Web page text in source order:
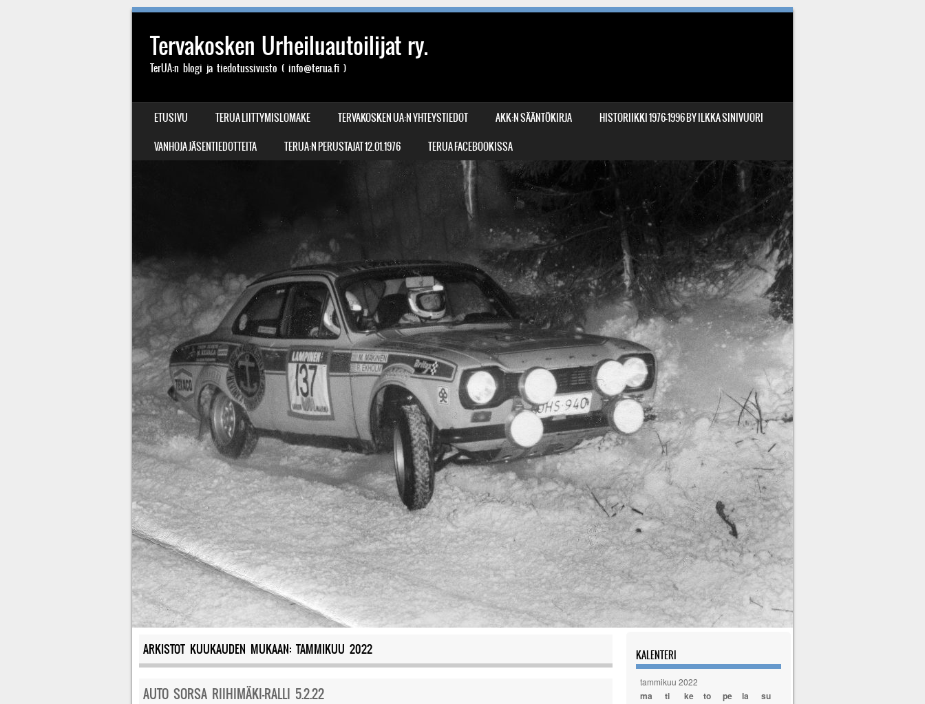
Tervakosken Urheiluautoilijat ry.
TerUA:n blogi ja tiedotussivusto ( info@terua.fi )
VALIKKO
SIIRRY SISÄLTÖÖN
ETUSIVU TERUA LIITTYMISLOMAKE TERVAKOSKEN UA:N YHTEYSTIEDOT AKK:N SÄÄNTÖKIRJA
HISTORIIKKI 1976-1996 BY ILKKA SINIVUORI
VANHOJA JÄSENTIEDOTTEITA
TERUA:N PERUSTAJAT 12.01.1976 TERUA FACEBOOKISSA
ARKISTOT KUUKAUDEN MUKAAN: TAMMIKUU 2022
AUTO SORSA RIIHIMÄKI-RALLI 5.2.22
KALENTERI
tammikuu 2022
ma ti ke to pe la su